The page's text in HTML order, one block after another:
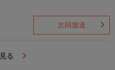
次回放送
見る